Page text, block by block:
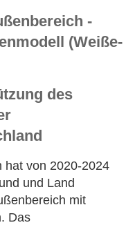
-
(Weiße-
des
hat von 2020-2024
und Land
mit
Das